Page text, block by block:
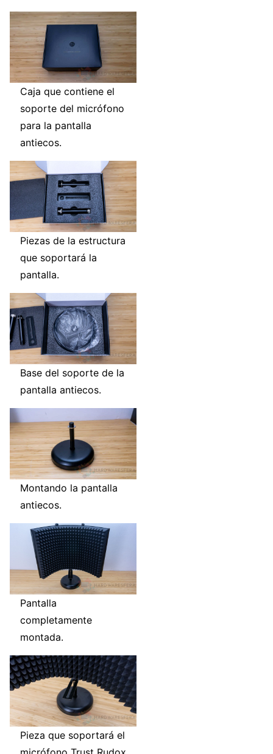
Caja que contiene el
soporte del micrófono
para la pantalla
antiecos.
Piezas de la estructura
que soportará la
pantalla.
Base del soporte de la
pantalla antiecos.
Montando la pantalla
antiecos.
Pantalla
completamente
montada.
Pieza que soportará el